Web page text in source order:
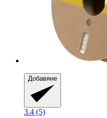
Добавяне
3.4 (5)